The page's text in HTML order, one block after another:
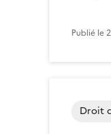
Publié le
Droit